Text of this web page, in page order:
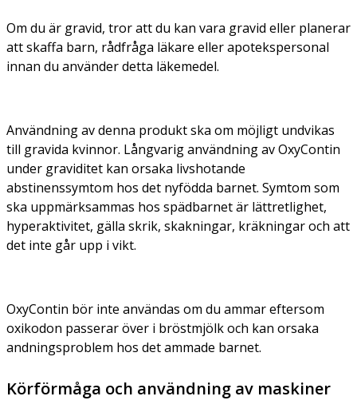
Om du är gravid, tror att du kan vara gravid eller planerar
att skaffa barn, rådfråga läkare eller apotekspersonal
innan du använder detta läkemedel.
Användning av denna produkt ska om möjligt undvikas
till gravida kvinnor. Långvarig användning av OxyContin
under graviditet kan orsaka livshotande
abstinenssymtom hos det nyfödda barnet. Symtom som
ska uppmärksammas hos spädbarnet är lättretlighet,
hyperaktivitet, gälla skrik, skakningar, kräkningar och att
det inte går upp i vikt.
OxyContin bör inte användas om du ammar eftersom
oxikodon passerar över i bröstmjölk och kan orsaka
andningsproblem hos det ammade barnet.
Körförmåga och användning av maskiner